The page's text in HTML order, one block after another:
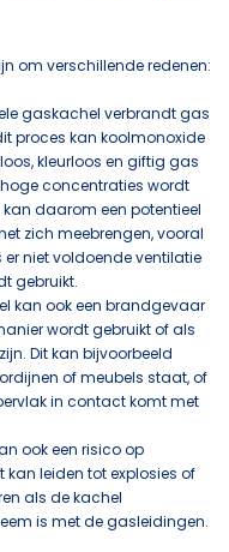
om verschillende redenen:
gaskachel verbrandt gas
proces kan koolmonoxide
kleurloos en giftig gas
concentraties wordt
daarom een potentieel
zich meebrengen, vooral
niet voldoende ventilatie
gebruikt.
kan ook een brandgevaar
wordt gebruikt of als
Dit kan bijvoorbeeld
of meubels staat, of
in contact komt met
ook een risico op
kan leiden tot explosies of
als de kachel
is met de gasleidingen.